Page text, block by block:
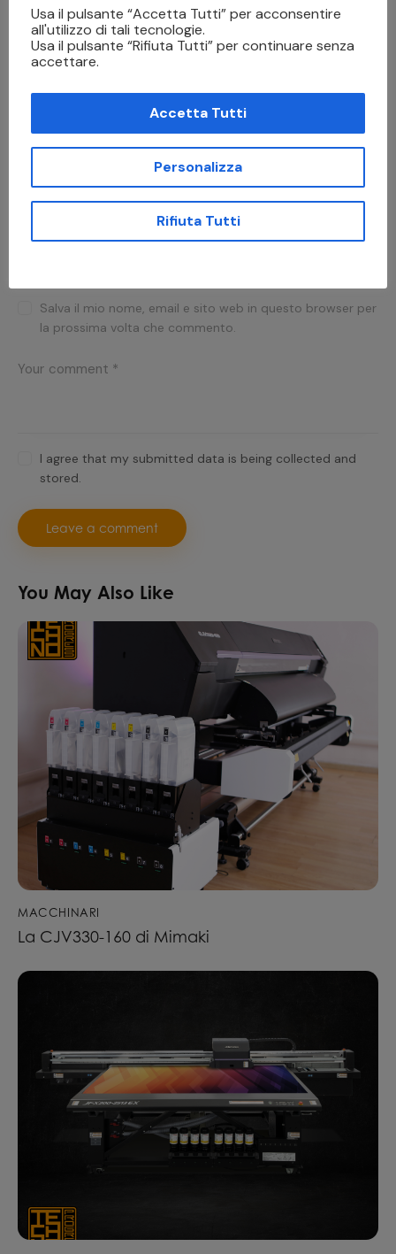
Intelligenza Artificiale e
Stampa 3D
Come creare un file
pronto per la stampa
digitale: Guida
Leave a comment
Salva il mio nome, email e sito web in questo browser per
la prossima volta che commento.
I agree that my submitted data is being collected and
stored.
You May Also Like
MACCHINARI
La CJV330-160 di Mimaki
Usa il pulsante “Accetta Tutti” per acconsentire
all'utilizzo di tali tecnologie.
Usa il pulsante “Rifiuta Tutti” per continuare senza
accettare.
Accetta Tutti
Personalizza
Rifiuta Tutti